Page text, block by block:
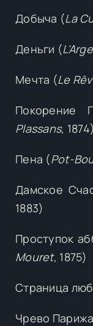
Добыча (La
Деньги (
Мечта (Le
Покорение
Plassans, 1874)
Пена (Pot-
Дамское
1883)
Проступок
Mouret, 1875)
Страница
Чрево